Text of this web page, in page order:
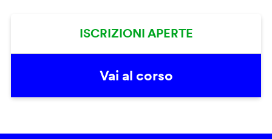
ISCRIZIONI APERTE
Vai al corso